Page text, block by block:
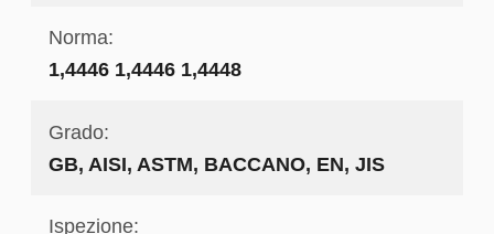
Norma:
1,4446 1,4446 1,4448
Grado:
GB, AISI, ASTM, BACCANO, EN, JIS
Ispezione: